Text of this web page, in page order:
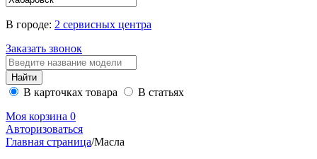
В городе: 2 сервисных центра
Заказать звонок
В карточках товара
В статьях
Моя корзина 0
Авторизоваться
Главная страница/Масла